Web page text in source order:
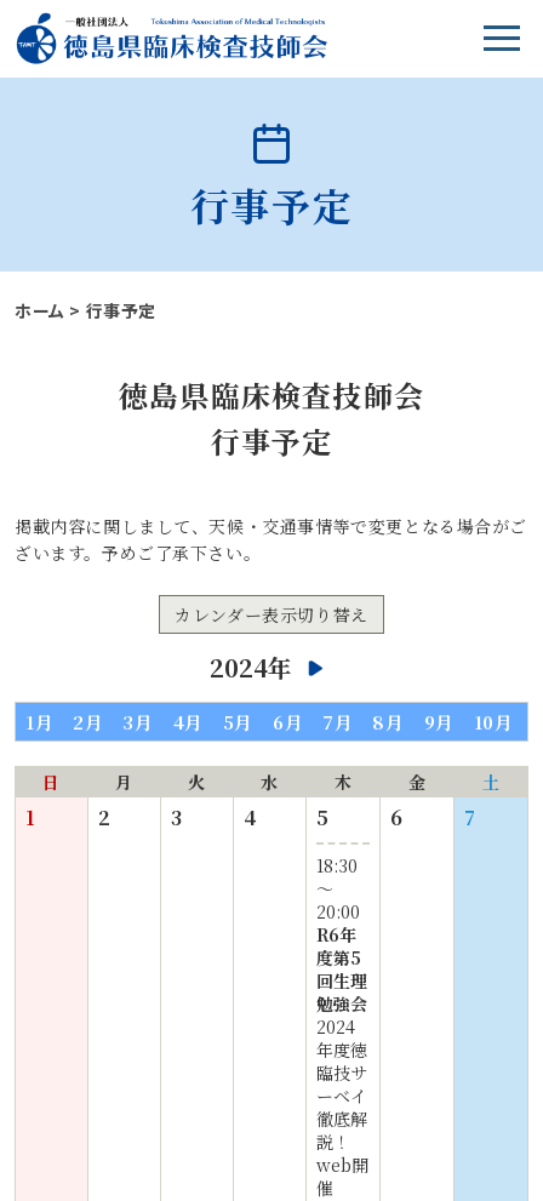
行事予定
ホーム > 行事予定
徳島県臨床検査技師会
行事予定
掲載内容に関しまして、天候・交通事情等で変更となる場合がご
ざいます。予めご了承下さい。
カレンダー表示切り替え
2024年
1月 2月 3月 4月 5月 6月 7月 8月 9月 10月
日 月 火 水 木 金 土
1 2 3 4 5
18:30
〜
20:00
R6年
度第5
回生理
勉強会
2024
年度徳
臨技サ
ーベイ
徹底解
説！
web開
催
6 7